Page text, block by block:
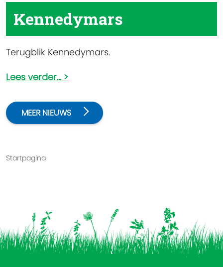
Kennedymars
Terugblik Kennedymars.
Lees verder...
MEER NIEUWS
Startpagina